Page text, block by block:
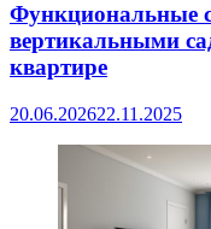
Функциональные
вертикальными
квартире
20.06.202622.11.2025